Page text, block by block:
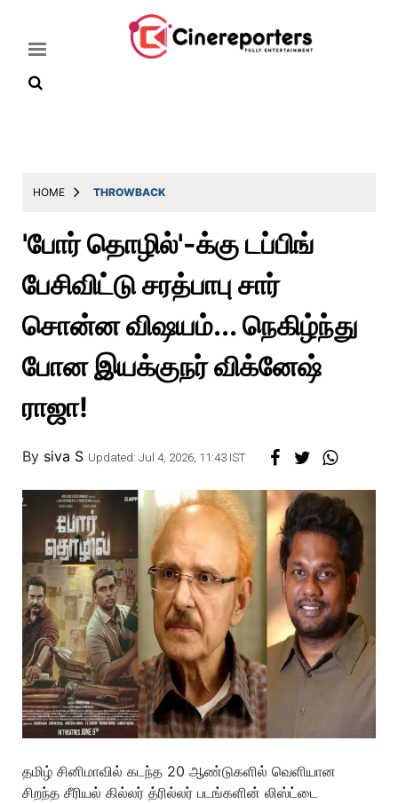
Latest
Throwback
Television
Story
HOME THROWBACK
'போர் தொழில்'-க்கு டப்பிங்
பேசிவிட்டு சரத்பாபு சார்
சொன்ன விஷயம்... நெகிழ்ந்து
போன இயக்குநர் விக்னேஷ்
ராஜா!
By siva S Updated: Jul 4, 2026, 11:43 IST
தமிழ் சினிமாவில் கடந்த 20 ஆண்டுகளில் வெளியான
சிறந்த சீரியல் கில்லர் த்ரில்லர் படங்களின் லிஸ்ட்டை